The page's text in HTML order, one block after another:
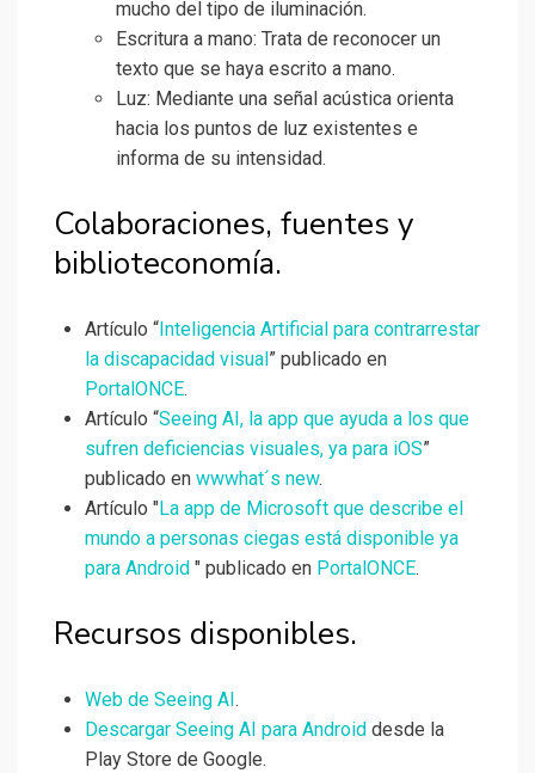
mucho del tipo de iluminación.
Escritura a mano: Trata de reconocer un
texto que se haya escrito a mano.
Luz: Mediante una señal acústica orienta
hacia los puntos de luz existentes e
informa de su intensidad.
Colaboraciones, fuentes y
biblioteconomía.
Artículo “ Inteligencia Artificial para contrarrestar
la discapacidad visual ” publicado en
PortalONCE.
Artículo “Seeing AI, la app que ayuda a los que
sufren deficiencias visuales, ya para iOS”
publicado en wwwhat´s new.
Artículo "La app de Microsoft que describe el
mundo a personas ciegas está disponible ya
para Android " publicado en PortalONCE.
Recursos disponibles.
Web de Seeing AI .
Descargar Seeing AI para Android desde la
Play Store de Google.